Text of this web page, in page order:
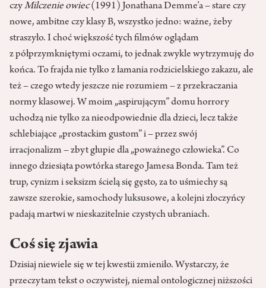
czyMilczenie owiec(1991) Jonathana Demme’a – stare czy
nowe, ambitne czy klasy B, wszystko jedno: ważne, żeby
straszyło. I choć większość tych filmów oglądam
z półprzymkniętymi oczami, to jednak zwykle wytrzymuję do
końca. To frajda nie tylko z łamania rodzicielskiego zakazu, ale
też – czego wtedy jeszcze nie rozumiem – z przekraczania
normy klasowej. W moim „aspirującym” domu horrory
uchodzą nie tylko za nieodpowiednie dla dzieci, lecz także
schlebiające „prostackim gustom” i – przez swój
irracjonalizm – zbyt głupie dla „poważnego człowieka”. Co
innego dziesiąta powtórka starego Jamesa Bonda. Tam też
trup, cynizm i seksizm ścielą się gęsto, za to uśmiechy są
zawsze szerokie, samochody luksusowe, a kolejni złoczyńcy
padają martwi w nieskazitelnie czystych ubraniach.
Coś się zjawia
Dzisiaj niewiele się w tej kwestii zmieniło. Wystarczy, że
przeczytam tekst o oczywistej, niemal ontologicznej niższości